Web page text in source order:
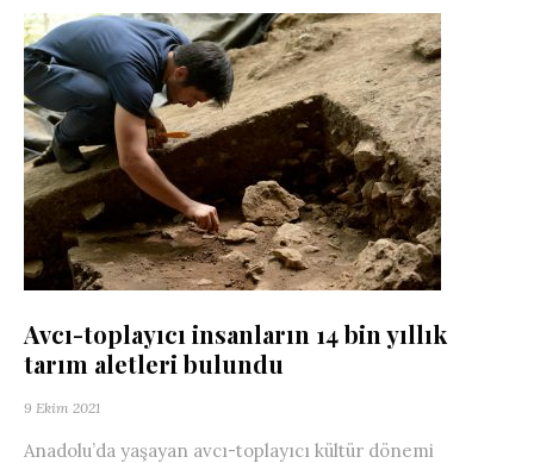
Avcı-toplayıcı insanların 14 bin yıllık
tarım aletleri bulundu
9 Ekim 2021
Anadolu’da yaşayan avcı-toplayıcı kültür dönemi